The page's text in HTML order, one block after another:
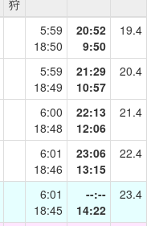
狩
5:59
18:50
20:52
9:50
19.4
5:59
18:49
21:29
10:57
20.4
6:00
18:48
22:13
12:06
21.4
6:01
18:46
23:06
13:15
22.4
6:01
18:45
--:--
14:22
23.4